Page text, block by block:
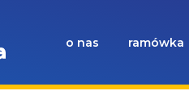
o nas ramówka